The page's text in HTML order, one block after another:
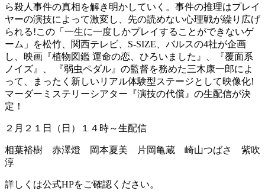
ら殺人事件の真相を解き明かしていく。事件の推理はプレイ
ヤーの演技によって激変し、先の読めない心理戦が繰り広げ
られる!この「一生に一度しかプレイすることができないゲ
ーム」を松竹、関西テレビ、S-SIZE、バルスの4社が企画
し、映画『植物図鑑 運命の恋、ひろいました』、『覆面系
ノイズ』、 『弱虫ペダル』の監督を務めた三木康一郎によ
って、まったく新しいリアル体験型ステージとして映像化!
マーダーミステリーシアター『演技の代償』の生配信が決
定！
２月２１日（日）１４時～生配信
相葉裕樹 赤澤燈 岡本夏美 片岡亀蔵 崎山つばさ 紫吹
淳
詳しくは公式HPをご確認ください。